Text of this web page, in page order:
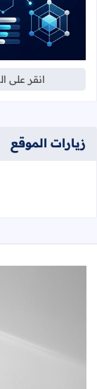
انقر على
زيارات الموقع